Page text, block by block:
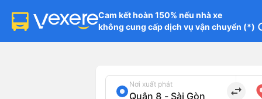
Cam kết hoàn 150% nếu nhà xe
không cung cấp dịch vụ vận chuyển (*)
Nơi xuất phát
import_export